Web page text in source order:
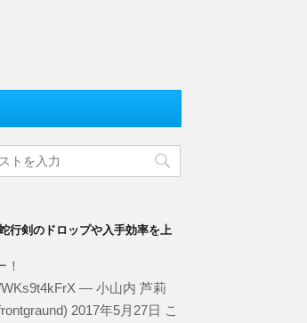
行剣のドロップや入手効率を上
！
— 小山内 芦莉
2017年5月27日 こ